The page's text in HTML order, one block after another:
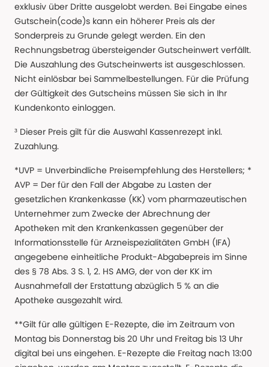
exklusiv über Dritte ausgelobt werden. Bei Eingabe eines
Gutschein(code)s kann ein höherer Preis als der
Sonderpreis zu Grunde gelegt werden. Ein den
Rechnungsbetrag übersteigender Gutscheinwert verfällt.
Die Auszahlung des Gutscheinwerts ist ausgeschlossen.
Nicht einlösbar bei Sammelbestellungen. Für die Prüfung
der Gültigkeit des Gutscheins müssen Sie sich in Ihr
Kundenkonto einloggen.
³ Dieser Preis gilt für die Auswahl Kassenrezept inkl.
Zuzahlung.
*UVP = Unverbindliche Preisempfehlung des Herstellers; *
AVP = Der für den Fall der Abgabe zu Lasten der
gesetzlichen Krankenkasse (KK) vom pharmazeutischen
Unternehmer zum Zwecke der Abrechnung der
Apotheken mit den Krankenkassen gegenüber der
Informationsstelle für Arzneispezialitäten GmbH (IFA)
angegebene einheitliche Produkt-Abgabepreis im Sinne
des § 78 Abs. 3 S. 1, 2. HS AMG, der von der KK im
Ausnahmefall der Erstattung abzüglich 5 % an die
Apotheke ausgezahlt wird.
**Gilt für alle gültigen E-Rezepte, die im Zeitraum von
Montag bis Donnerstag bis 20 Uhr und Freitag bis 13 Uhr
digital bei uns eingehen. E-Rezepte die Freitag nach 13:00